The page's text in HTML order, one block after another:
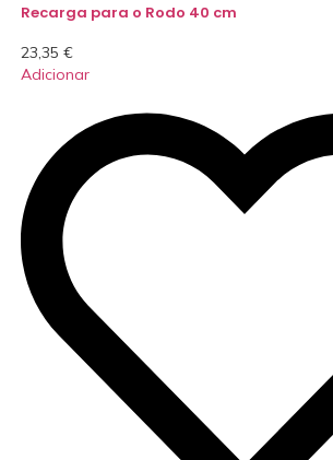
Recarga para o Rodo 40 cm
23,35 €
Adicionar